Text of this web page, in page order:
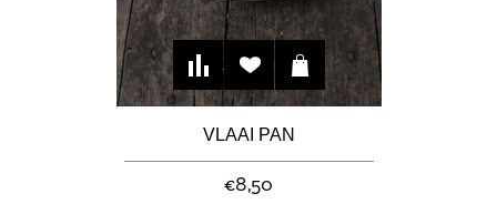
VLAAI PAN
€8,50